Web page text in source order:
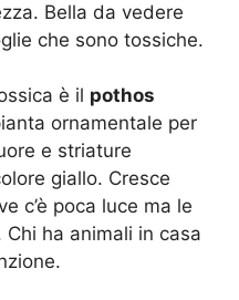
Bella da vedere
che sono tossiche.
è il pothos
ornamentale per
e striature
giallo. Cresce
c’è poca luce ma le
ha animali in casa